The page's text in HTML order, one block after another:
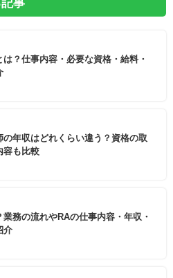
事
？仕事内容・必要な資格・給料・
の年収はどれくらい違う？資格の取
容も比較
務の流れやRAの仕事内容・年収・
介